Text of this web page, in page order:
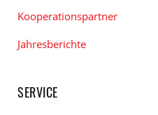
Kooperationspartner
Jahresberichte
SERVICE